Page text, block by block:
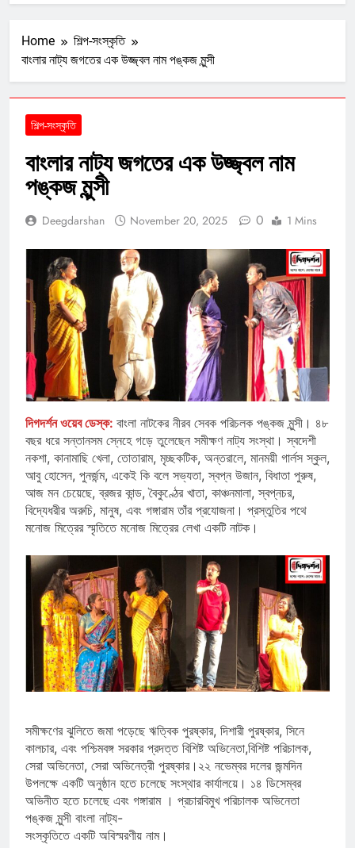
Home
শিল্প-সংস্কৃতি
বাংলার নাট্য জগতের এক উজ্জ্বল নাম পঙ্কজ মুন্সী
শিল্প-সংস্কৃতি
বাংলার নাট্য জগতের এক উজ্জ্বল নাম
পঙ্কজ মুন্সী
Deegdarshan November 20, 2025 0 1 Mins
দিগদর্শন ওয়েব ডেস্ক: বাংলা নাটকের নীরব সেবক পরিচলক পঙ্কজ মুন্সী। ৪৮
বছর ধরে সন্তানসম স্নেহে গড়ে তুলেছেন সমীক্ষণ নাট্য সংস্থা। স্বদেশী
নকশা, কানামাছি খেলা, তোতারাম, মৃচ্ছকটিক, অন্তরালে, মানময়ী গার্লস স্কুল,
আবু হোসেন, পুনর্জন্ম, একেই কি বলে সভ্যতা, স্বপ্ন উজান, বিধাতা পুরুষ,
আজ মন চেয়েছে, ব্রজর কান্ড, বৈকুণ্ঠের খাতা, কাঞ্চনমালা, স্বপ্নচর,
বিদ্যেধরীর অরুচি, মানুষ, এবং গঙ্গারাম তাঁর প্রযোজনা। প্রস্তুতির পথে
মনোজ মিত্রের স্মৃতিতে মনোজ মিত্রের লেখা একটি নাটক।
সমীক্ষণের ঝুলিতে জমা পড়েছে ঋত্বিক পুরষ্কার, দিশারী পুরষ্কার, সিনে
কালচার, এবং পশ্চিমবঙ্গ সরকার প্রদত্ত বিশিষ্ট অভিনেতা,বিশিষ্ট পরিচালক,
সেরা অভিনেতা, সেরা অভিনেত্রী পুরষ্কার।২২ নভেম্বর দলের জন্মদিন
উপলক্ষে একটি অনুষ্ঠান হতে চলেছে সংস্থার কার্যালয়ে। ১৪ ডিসেম্বর
অভিনীত হতে চলেছে এবং গঙ্গারাম । প্রচারবিমুখ পরিচালক অভিনেতা
পঙ্কজ মুন্সী বাংলা নাট্য-
সংস্কৃতিতে একটি অবিস্মরণীয় নাম।